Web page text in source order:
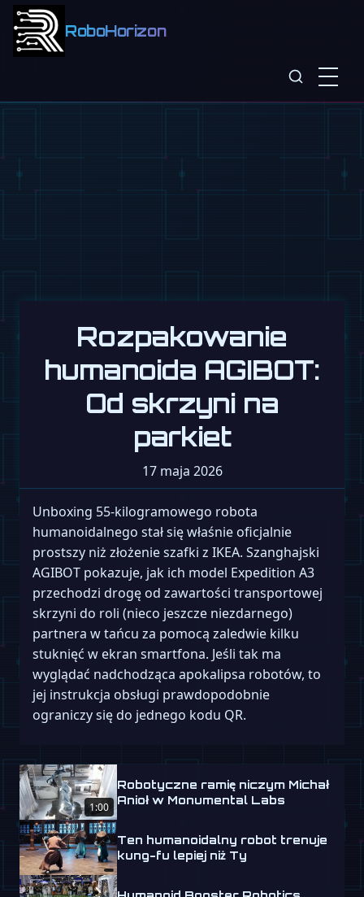
RoboHorizon
Rozpakowanie
humanoida AGIBOT:
Od skrzyni na
parkiet
17 maja 2026
Unboxing 55-kilogramowego robota
humanoidalnego stał się właśnie oficjalnie
prostszy niż złożenie szafki z IKEA. Szanghajski
AGIBOT pokazuje, jak ich model Expedition A3
przechodzi drogę od zawartości transportowej
skrzyni do roli (nieco jeszcze niezdarnego)
partnera w tańcu za pomocą zaledwie kilku
stuknięć w ekran smartfona. Jeśli tak ma
wyglądać nadchodząca apokalipsa robotów, to
jej instrukcja obsługi prawdopodobnie
ograniczy się do jednego kodu QR.
1:00
Robotyczne ramię niczym Michał
Anioł w Monumental Labs
Ten humanoidalny robot trenuje
kung-fu lepiej niż Ty